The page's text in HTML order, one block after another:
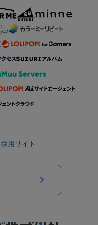
採用サイト